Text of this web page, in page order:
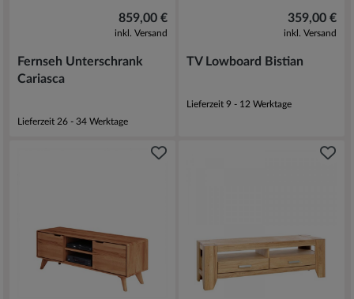
859,00 €
inkl. Versand
Fernseh Unterschrank
Cariasca
Lieferzeit 26 - 34 Werktage
359,00 €
inkl. Versand
TV Lowboard Bistian
Lieferzeit 9 - 12 Werktage